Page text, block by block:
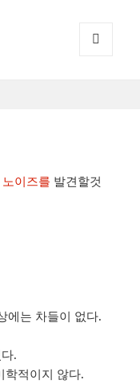
노이즈를 발견할것
에는 차들이 없다.
.
학적이지 않다.